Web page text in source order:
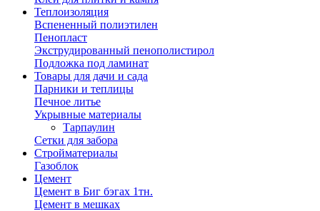
Теплоизоляция
Вспененный полиэтилен
Пенопласт
Экструдированный пенополистирол
Подложка под ламинат
Товары для дачи и сада
Парники и теплицы
Печное литье
Укрывные материалы
Тарпаулин
Сетки для забора
Стройматериалы
Газоблок
Цемент
Цемент в Биг бэгах 1тн.
Цемент в мешках